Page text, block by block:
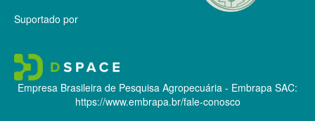
Suportado por
Empresa Brasileira de Pesquisa Agropecuária - Embrapa SAC:
https://www.embrapa.br/fale-conosco